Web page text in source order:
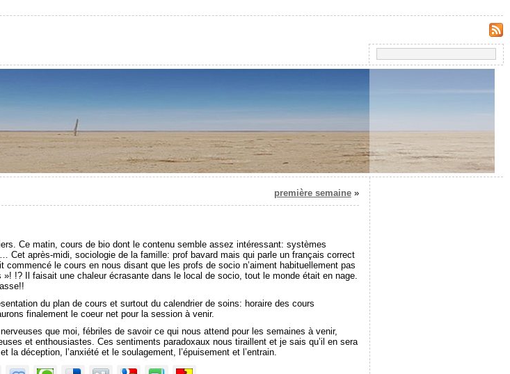
première semaine»
Ce matin, cours de bio dont le contenu semble assez intéressant: systèmes
après-midi, sociologie de la famille: prof bavard mais qui parle un français correct
commencé le cours en nous disant que les profs de socio n’aiment habituellement pas
!? Il faisait une chaleur écrasante dans le local de socio, tout le monde était en nage.
du plan de cours et surtout du calendrier de soins: horaire des cours
finalement le coeur net pour la session à venir.
que moi, fébriles de savoir ce qui nous attend pour les semaines à venir,
et enthousiastes. Ces sentiments paradoxaux nous tiraillent et je sais qu’il en sera
déception, l’anxiété et le soulagement, l’épuisement et l’entrain.